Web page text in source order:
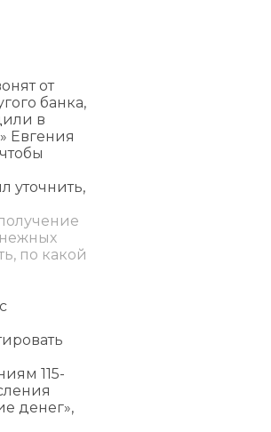
от
банка,
в
Евгения
уточнить,
по какой
115-
денег»,